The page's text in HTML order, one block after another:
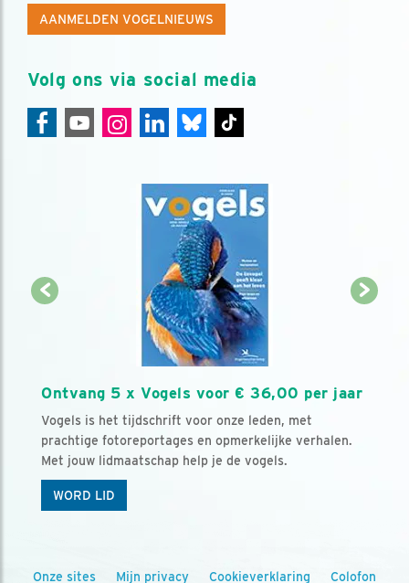
AANMELDEN VOGELNIEUWS
Volg ons via social media
Ontvang 5 x Vogels voor € 36,00 per jaar
Vogels is het tijdschrift voor onze leden, met
prachtige fotoreportages en opmerkelijke verhalen.
Met jouw lidmaatschap help je de vogels.
WORD LID
Onze sites Mijn privacy Cookieverklaring Colofon